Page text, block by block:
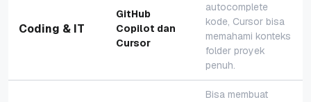
Coding & IT
GitHub
Copilot dan
Cursor
autocomplete
kode, Cursor bisa
memahami konteks
folder proyek
penuh.
Bisa membuat